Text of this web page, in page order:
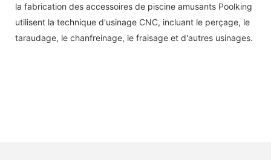
la fabrication des accessoires de piscine amusants Poolking
utilisent la technique d'usinage CNC, incluant le perçage, le
taraudage, le chanfreinage, le fraisage et d'autres usinages.